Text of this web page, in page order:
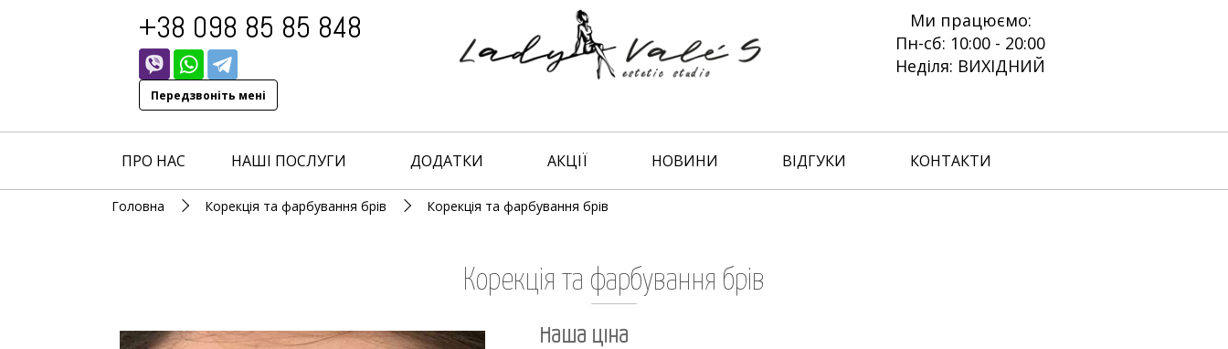
+38 098 85 85 848
Передзвоніть мені
Ми працюємо:
Пн-сб: 10:00 - 20:00
Неділя: ВИХІДНИЙ
ПРО НАС НАШІ ПОСЛУГИ ДОДАТКИ АКЦІЇ НОВИНИ ВІДГУКИ КОНТАКТИ
Головна Корекція та фарбування брів Корекція та фарбування брів
Корекція та фарбування брів
Наша ціна